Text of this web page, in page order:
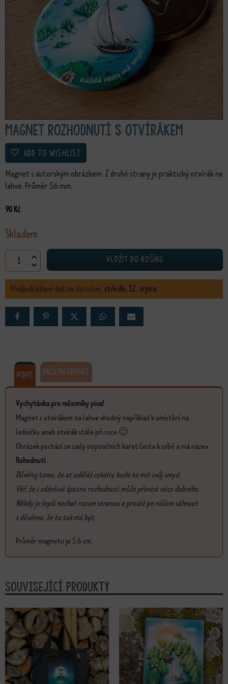
Magnet Rozhodnutí s otvírákem
ADD TO WISHLIST
Magnet s autorským obrázkem. Z druhé strany je praktický otvírák na
lahve. Průměr 56 mm.
90 Kč
Skladem
Magnet Rozhodnutí s otvírákem množstvíVLOŽIT DO KOŠÍKU
Předpokládané datum doručení:středa, 12. srpna
POPIS DALŠÍ INFORMACE
Vychytávka pro milovníky piva!
Magnet s otvírákem na lahve vhodný například k umístění na
ledničku aneb otvírák stále při ruce 🙂
Obrázek pochází ze sady inspiračních karet Cesta k sobě a má název
Rohodnutí.
Důvěřuj tomu, že ať uděláš cokoliv, bude to mít svůj smysl.
Věř, že i zdánlivě špatné rozhodnutí může přinést něco dobrého.
Někdy je lepší nechat rozum stranou a prostě po něčem sáhnout
s důvěrou, že to tak má být.
Průměr magnetu je 5,6 cm.
Související produkty